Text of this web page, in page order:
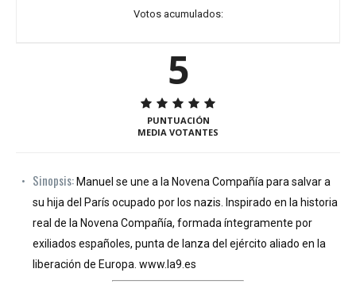
Votos acumulados:
5
PUNTUACIÓN
MEDIA VOTANTES
Sinopsis: Manuel se une a la Novena Compañía para salvar a
su hija del París ocupado por los nazis. Inspirado en la historia
real de la Novena Compañía, formada íntegramente por
exiliados españoles, punta de lanza del ejército aliado en la
liberación de Europa. www.la9.es